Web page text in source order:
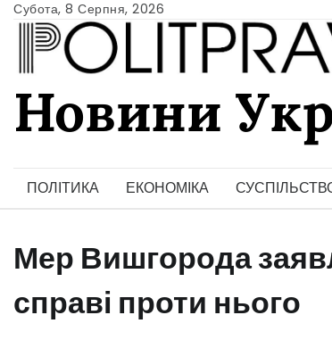
Skip
content
Субота, 8 Серпня, 2026
Новини
ПОЛІТИКА
ЕКОНОМІКА
Мер Вишгорода
справі проти нього